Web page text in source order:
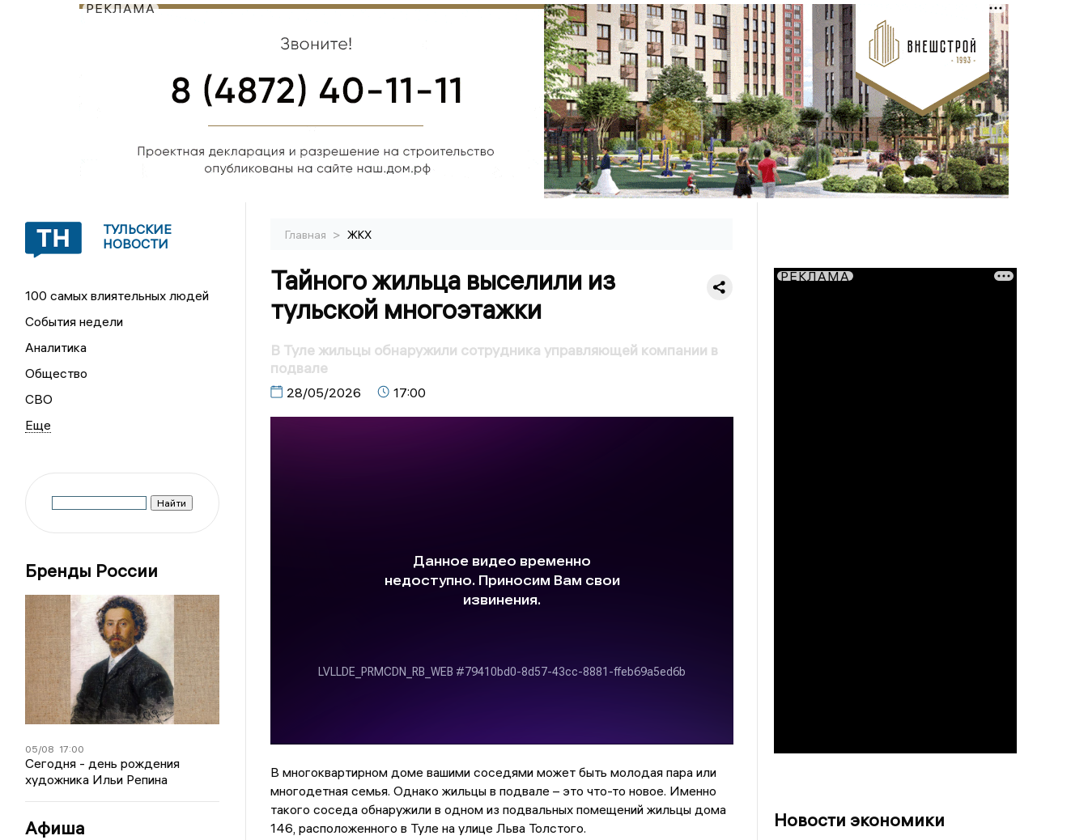
РЕКЛАМА
ТУЛЬСКИЕ
НОВОСТИ
100 самых влиятельных людей
События недели
Аналитика
Общество
СВО
Бренды России
05/08 17:00
Сегодня - день рождения
художника Ильи Репина
Афиша
Главная > ЖКХ
Тайного жильца выселили из
тульской многоэтажки
В Туле жильцы обнаружили сотрудника управляющей компании в
подвале
28/05/2026 17:00
В многоквартирном доме вашими соседями может быть молодая пара или
многодетная семья. Однако жильцы в подвале – это что-то новое. Именно
такого соседа обнаружили в одном из подвальных помещений жильцы дома
146, расположенного в Туле на улице Льва Толстого.
РЕКЛАМА
Новости экономики